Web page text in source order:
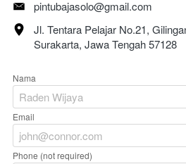
pintubajasolo@gmail.com
Jl. Tentara Pelajar No.21,
Surakarta, Jawa Tengah 57128
Nama
Email
Phone (not required)